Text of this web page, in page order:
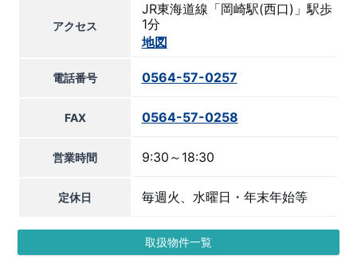
アクセス
JR東海道線「岡崎駅(西口)」駅歩
1分
地図
電話番号 0564-57-0257
FAX 0564-57-0258
営業時間 9:30～18:30
定休日 毎週火、水曜日・年末年始等
取扱物件一覧